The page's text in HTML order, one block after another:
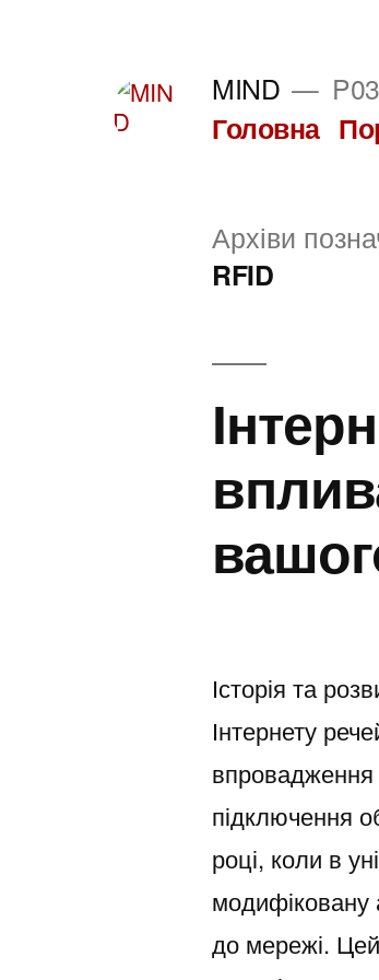
MIND
Головна
Архіви
RFID
Історія та
Інтернету
впровадження
підключення
році, коли в
модифіковану
до мережі.